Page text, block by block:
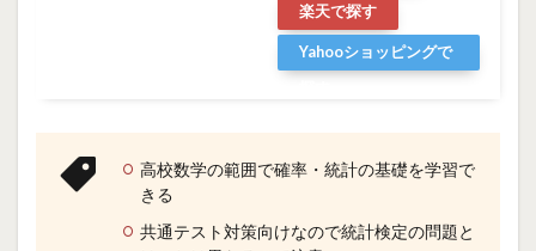
楽天で探す
Yahooショッピングで
高校数学の範囲で確率・統計の基礎を学習で
きる
共通テスト対策向けなので統計検定の問題と